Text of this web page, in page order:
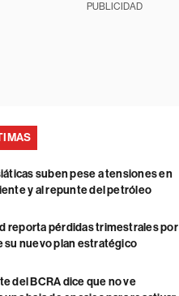
PUBLICIDAD
suben pese a tensiones en
y al repunte del petróleo
reporta pérdidas trimestrales por
su nuevo plan estratégico
del BCRA dice que no ve